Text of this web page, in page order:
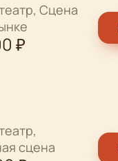
Сцена
₽
сцена